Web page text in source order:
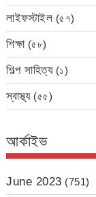
লাইফস্টাইল (৫৭)
শিক্ষা(৫৮)
শিল্প সাহিত্য(১)
স্বাস্থ্য(৫৫)
আর্কাইভ
June 2023 (751)